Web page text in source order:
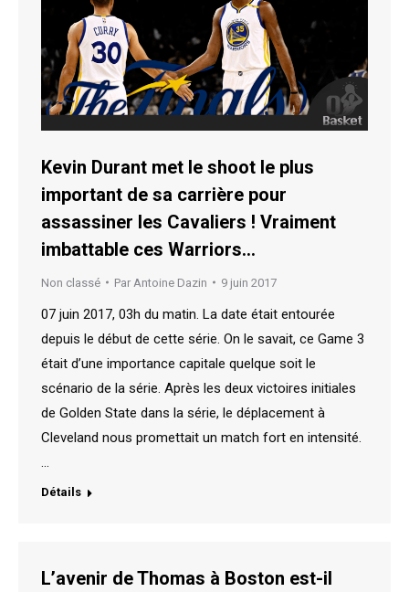
Kevin Durant met le shoot le plus
important de sa carrière pour
assassiner les Cavaliers ! Vraiment
imbattable ces Warriors…
Non classé Par Antoine Dazin 9 juin 2017
07 juin 2017, 03h du matin. La date était entourée
depuis le début de cette série. On le savait, ce Game 3
était d’une importance capitale quelque soit le
scénario de la série. Après les deux victoires initiales
de Golden State dans la série, le déplacement à
Cleveland nous promettait un match fort en intensité.
…
Détails
L’avenir de Thomas à Boston est-il